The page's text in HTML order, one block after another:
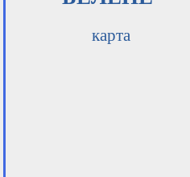
карта